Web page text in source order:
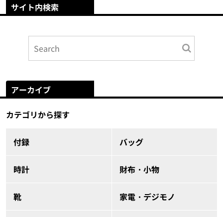
サイト内検索
アーカイブ
カテゴリから探す
付録 バッグ
時計 財布・小物
靴 家電・デジモノ